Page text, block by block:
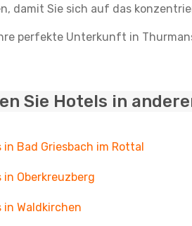
damit Sie sich auf das
perfekte Unterkunft in
Sie Hotels in
in Bad Griesbach im Rottal
in Oberkreuzberg
in Waldkirchen